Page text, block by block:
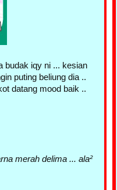
budak iqy ni ... kesian
puting beliung dia ..
datang mood baik ..
merah delima ... ala²